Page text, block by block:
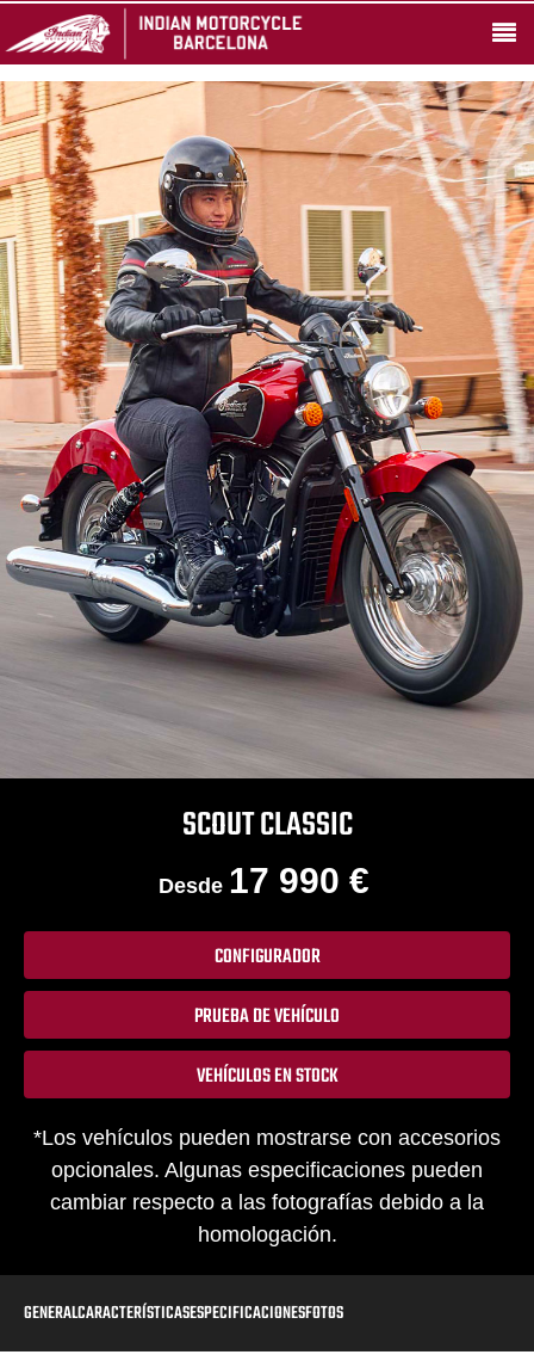
SCOUT CLASSIC
Desde 17 990 €
CONFIGURADOR
PRUEBA DE VEHÍCULO
VEHÍCULOS EN STOCK
*Los vehículos pueden mostrarse con accesorios
opcionales. Algunas especificaciones pueden
cambiar respecto a las fotografías debido a la
homologación.
GENERALCARACTERÍSTICASESPECIFICACIONESFOTOS